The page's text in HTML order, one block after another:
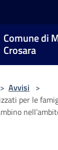
Comune di
Crosara
> Avvisi >
per le